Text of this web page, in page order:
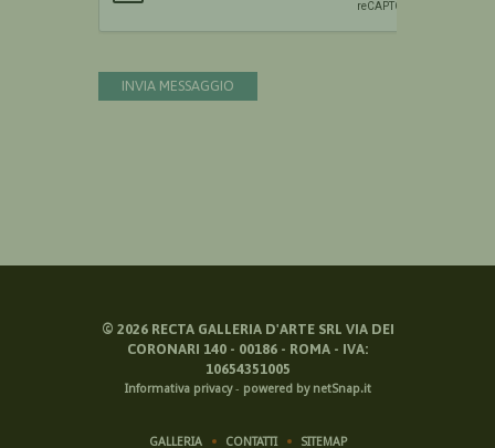
INVIA MESSAGGIO
© 2026RECTA GALLERIA D'ARTE SRL VIA DEI
CORONARI 140 - 00186 - ROMA - IVA:
10654351005
Informativa privacy- powered by netSnap.it
GALLERIA CONTATTI SITEMAP